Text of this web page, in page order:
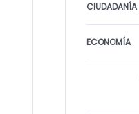
CIUDADANÍA
ECONOMÍA